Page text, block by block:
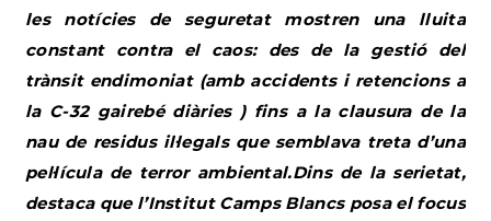
les notícies de seguretat mostren una lluita
constant contra el caos: des de la gestió del
trànsit endimoniat (amb accidents i retencions a
la C-32 gairebé diàries ) fins a la clausura de la
nau de residus il·legals que semblava treta d’una
pel·lícula de terror ambiental.Dins de la serietat,
destaca que l’Institut Camps Blancs posa el focus